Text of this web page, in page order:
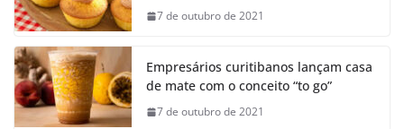
7 de outubro de 2021
Empresários curitibanos lançam casa
de mate com o conceito “to go”
7 de outubro de 2021